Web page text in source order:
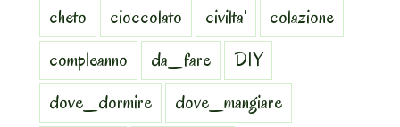
cheto
cioccolato civilta'
colazione
compleanno
da_fare
DIY
dove_dormire
dove_mangiare